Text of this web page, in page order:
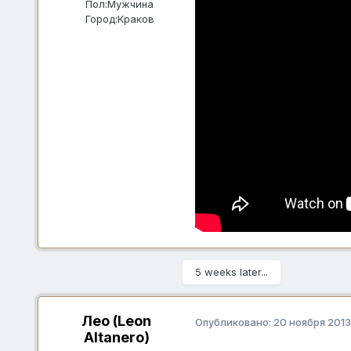
Пол:Мужчина
Город:Краков
5 weeks later...
Лео (Leon
Altanero)
Опубликовано: 20 ноября 2013